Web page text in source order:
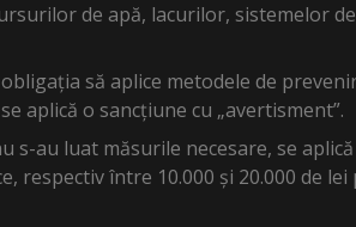
de apă, lacurilor, sistemelor
să aplice metodele de
aplică o sancțiune cu „avertisment”.
s-au luat măsurile necesare, se
respectiv între 10.000 și 20.000 de